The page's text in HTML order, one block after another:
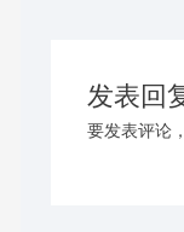
发表回
要发表评论